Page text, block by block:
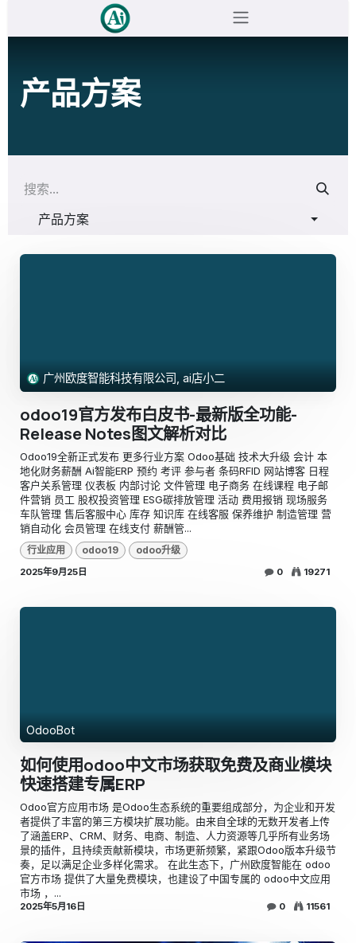
产品方案
产品方案
广州欧度智能科技有限公司, ai店小二
odoo19官方发布白皮书-最新版全功能-
Release Notes图文解析对比
Odoo19全新正式发布 更多行业方案 Odoo基础 技术大升级 会计 本
地化财务薪酬 Ai智能ERP 预约 考评 参与者 条码RFID 网站博客 日程
客户关系管理 仪表板 内部讨论 文件管理 电子商务 在线课程 电子邮
件营销 员工 股权投资管理 ESG碳排放管理 活动 费用报销 现场服务
车队管理 售后客服中心 库存 知识库 在线客服 保养维护 制造管理 营
销自动化 会员管理 在线支付 薪酬管...
行业应用 odoo19 odoo升级
2025年9月25日 0 19271
OdooBot
如何使用odoo中文市场获取免费及商业模块
快速搭建专属ERP
​Odoo官方应用市场 是Odoo生态系统的重要组成部分，为企业和开发
者提供了丰富的第三方模块扩展功能。由来自全球的无数开发者上传
了涵盖ERP、CRM、财务、电商、制造、人力资源等几乎所有业务场
景的插件，且持续贡献新模块，市场更新频繁，紧跟Odoo版本升级节
奏，足以满足企业多样化需求。 ​在此生态下，广州欧度智能在 odoo
官方市场 提供了大量免费模块，也建设了中国专属的 odoo中文应用
市场 ，...
2025年5月16日 0 11561